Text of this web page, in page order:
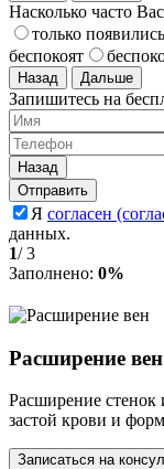
Насколько часто
только появились
беспокоят
Назад Дальше
Запишитесь на
Назад
Я согласен
данных.
1/3
Заполнено: 0%
Расширение вен
Расширение
застой крови и
Записаться на